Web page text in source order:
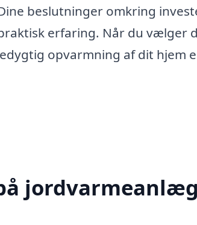
beslutninger omkring
erfaring. Når du vælger
opvarmning af dit hjem